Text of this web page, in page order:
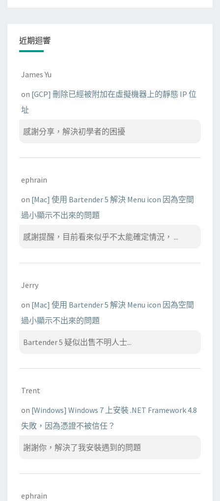
近期迴響
James Yu
on [GCP] 刪除已經被附加在虛擬機器上的靜態 IP 位
址
感謝分享，解決初學者的困擾
ephrain
on [Mac] 使用 Bartender 5 解決 Menu icon 因為空間
過小顯示不出來的問題
感謝提醒，目前看來似乎不太能確定情況， ...
Jerry
on [Mac] 使用 Bartender 5 解決 Menu icon 因為空間
過小顯示不出來的問題
Bartender 5 疑似出售不明人士...
Trent
on [Windows] Windows 7 上安裝 .NET Framework 4.8
失敗，因為憑證不被信任？
謝謝你，解決了我安裝遇到的問題
ephrain